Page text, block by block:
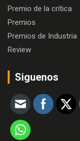
Premio de la crítica
Premios
Premios de Industria
Review
Siguenos